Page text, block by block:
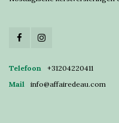
Telefoon
+31204220411
Mail
info@affairedeau.com